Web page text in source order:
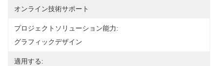
オンライン技術サポート
プロジェクトソリューション能力:
グラフィックデザイン
適用する: